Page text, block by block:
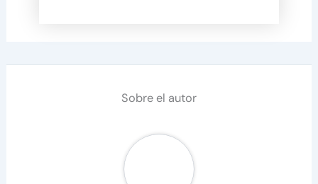
Sobre el autor